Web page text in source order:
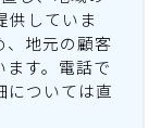
供していま
、地元の顧客
ます。電話で
については直